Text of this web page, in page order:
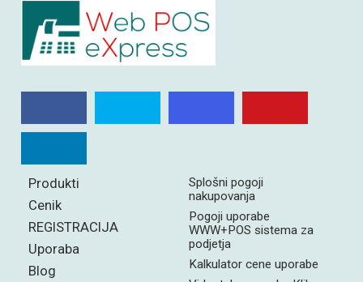
Produkti
Cenik
REGISTRACIJA
Uporaba
Blog
Splošni pogoji
nakupovanja
Pogoji uporabe
WWW+POS sistema za
podjetja
Kalkulator cene uporabe